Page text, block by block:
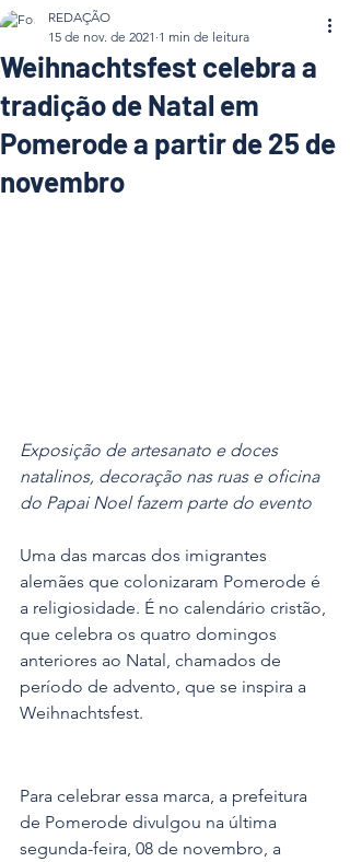
Weihnachtsfest celebra a
tradição de Natal em
Pomerode a partir de 25 de
novembro
REDAÇÃO
15 de nov. de 2021 1 min de leitura
Exposição de artesanato e doces
natalinos, decoração nas ruas e oficina
do Papai Noel fazem parte do evento
Uma das marcas dos imigrantes
alemães que colonizaram Pomerode é
a religiosidade. É no calendário cristão,
que celebra os quatro domingos
anteriores ao Natal, chamados de
período de advento, que se inspira a
Weihnachtsfest.
Para celebrar essa marca, a prefeitura
de Pomerode divulgou na última
segunda-feira, 08 de novembro, a